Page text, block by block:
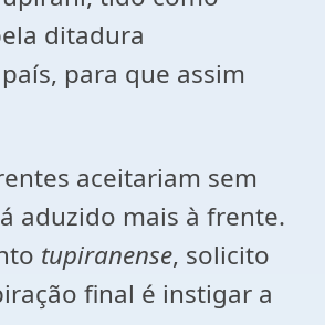
ditadura
para que assim
aceitariam sem
aduzido mais à frente.
tupiranense, solicito
final é instigar a